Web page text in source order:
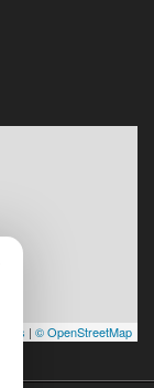
Maps | © OpenStreetMap